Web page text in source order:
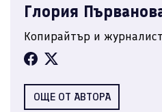
Глория
Копирайтър и журналист
ОЩЕ ОТ АВТОРА